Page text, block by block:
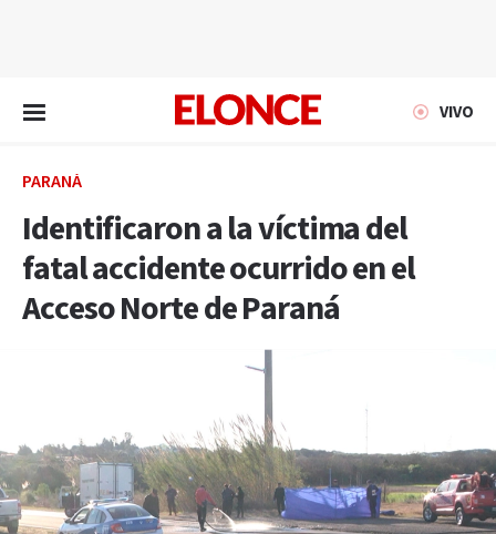
VIVO
PARANÁ
Identificaron a la víctima del
fatal accidente ocurrido en el
Acceso Norte de Paraná